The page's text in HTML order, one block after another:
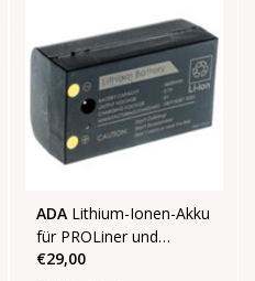
ADA Lithium-Ionen-Akku
für PROLiner und
ULTRALiner
€29,00